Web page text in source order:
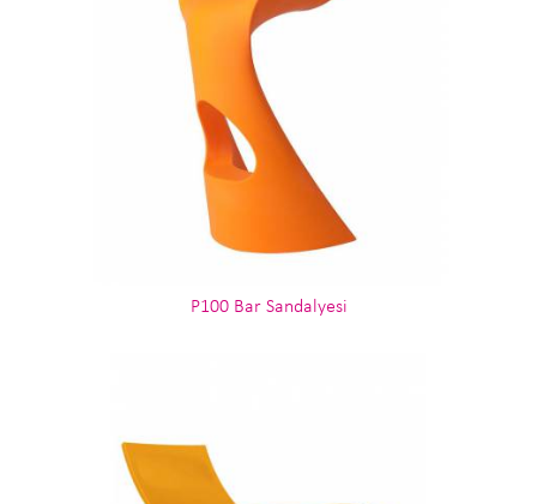
P100 Bar Sandalyesi